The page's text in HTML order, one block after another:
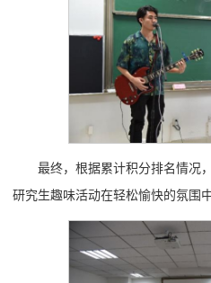
最终，根据累计积分排名情况
研究生趣味活动在轻松愉快的氛围